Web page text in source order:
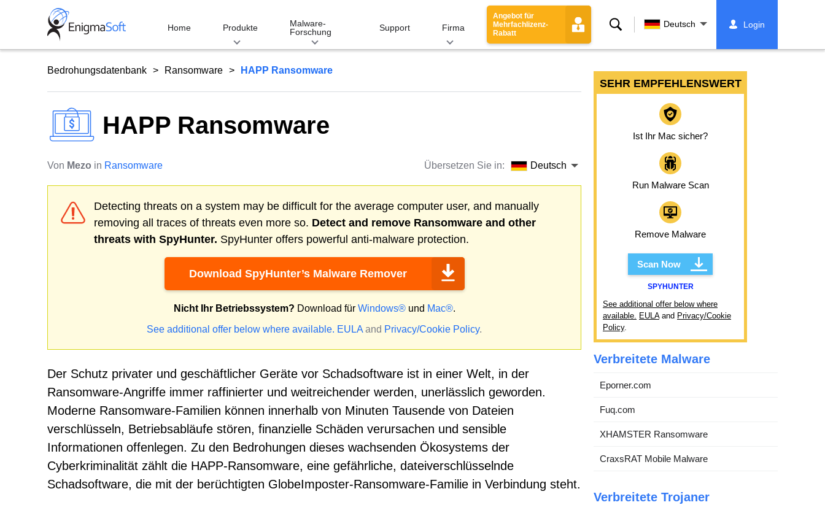
Home Produkte
Malware-
Forschung
Support Firma
Angebot für
Mehrfachlizenz-
Rabatt
Suche Deutsch Login
Bedrohungsdatenbank Ransomware HAPP Ransomware
HAPP Ransomware
Von Mezo in Ransomware Übersetzen Sie in: Deutsch
Detecting threats on a system may be difficult for the average computer user, and manually
removing all traces of threats even more so. Detect and remove Ransomware and other
threats with SpyHunter. SpyHunter offers powerful anti-malware protection.
Download SpyHunter’s Malware Remover
Nicht Ihr Betriebssystem? Download für Windows®und Mac®.
See additional offer below where available. EULA and Privacy/Cookie Policy.
Der Schutz privater und geschäftlicher Geräte vor Schadsoftware ist in einer Welt, in der
Ransomware-Angriffe immer raffinierter und weitreichender werden, unerlässlich geworden.
Moderne Ransomware-Familien können innerhalb von Minuten Tausende von Dateien
verschlüsseln, Betriebsabläufe stören, finanzielle Schäden verursachen und sensible
Informationen offenlegen. Zu den Bedrohungen dieses wachsenden Ökosystems der
Cyberkriminalität zählt die HAPP-Ransomware, eine gefährliche, dateiverschlüsselnde
Schadsoftware, die mit der berüchtigten GlobeImposter-Ransomware-Familie in Verbindung steht.
SEHR EMPFEHLENSWERT
Ist Ihr Mac sicher?
Run Malware Scan
Remove Malware
Scan Now
SPYHUNTER
See additional offer below where
available. EULAand Privacy/Cookie
Policy.
Verbreitete Malware
Eporner.com
Fuq.com
XHAMSTER Ransomware
CraxsRAT Mobile Malware
Verbreitete Trojaner